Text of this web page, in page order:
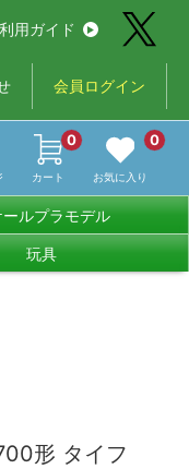
用ガイド
会員ログイン
カート
0
お気に入り
0
ールプラモデル
玩具
形 タイフ